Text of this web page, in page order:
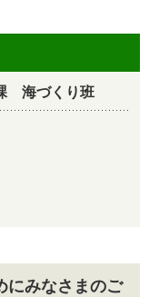
海づくり班
にみなさまのご